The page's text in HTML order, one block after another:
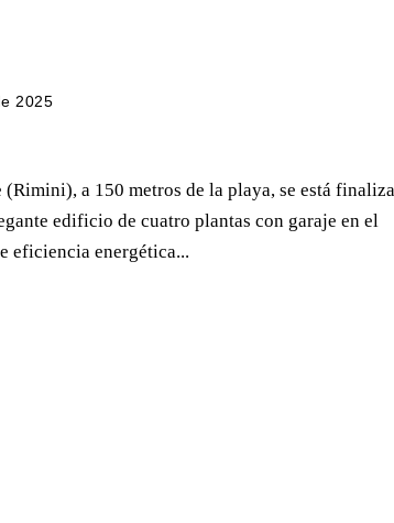
2025
(Rimini), a 150 metros de la playa, se está
edificio de cuatro plantas con garaje en el
eficiencia energética...